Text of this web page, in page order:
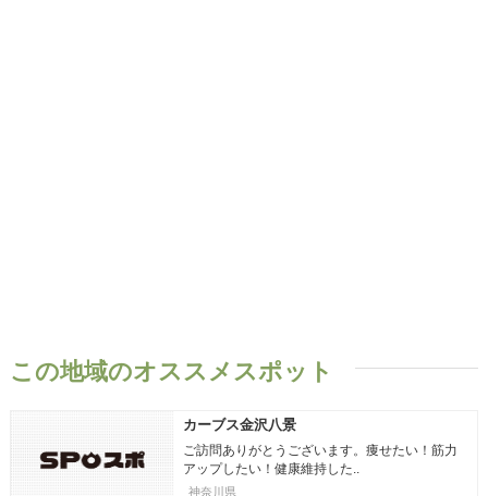
この地域のオススメスポット
カーブス金沢八景
ご訪問ありがとうございます。痩せたい！筋力
アップしたい！健康維持した..
神奈川県